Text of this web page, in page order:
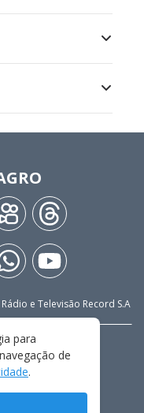
e Televisão Record S.A
PRIVACIDADE
USO
para
de
.